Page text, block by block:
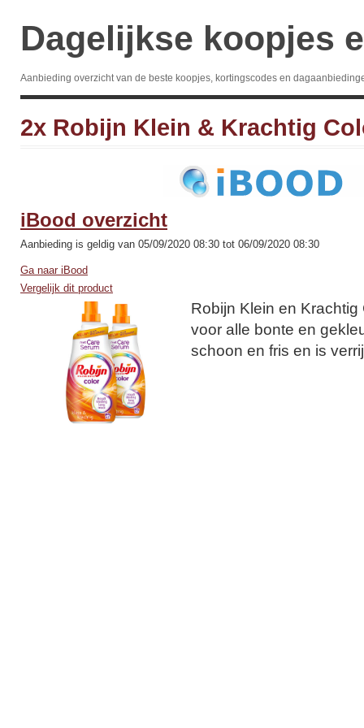
Dagelijkse koopjes
Aanbieding overzicht van de beste koopjes, kortingscodes en
2x Robijn Klein & Krachtig
iBood overzicht
Aanbieding is geldig van 05/09/2020 08:30 tot 06/09/2020 08:30
Ga naar iBood
Vergelijk dit product
Robijn Klein en Krachtig
voor alle bonte en
schoon en fris en is